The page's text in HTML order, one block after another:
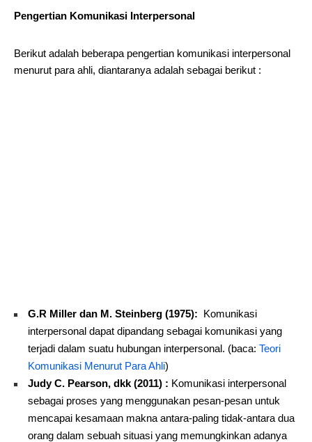
Pengertian Komunikasi Interpersonal
Berikut adalah beberapa pengertian komunikasi interpersonal
menurut para ahli, diantaranya adalah sebagai berikut :
G.R Miller dan M. Steinberg (1975): Komunikasi
interpersonal dapat dipandang sebagai komunikasi yang
terjadi dalam suatu hubungan interpersonal. (baca: Teori
Komunikasi Menurut Para Ahli)
Judy C. Pearson, dkk (2011) : Komunikasi interpersonal
sebagai proses yang menggunakan pesan-pesan untuk
mencapai kesamaan makna antara-paling tidak-antara dua
orang dalam sebuah situasi yang memungkinkan adanya